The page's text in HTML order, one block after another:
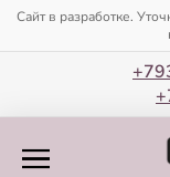
Сайт в разработке.